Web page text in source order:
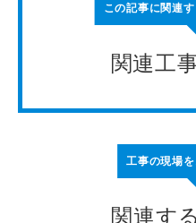
この記事に関連
関連工
工事の現場を
関連す